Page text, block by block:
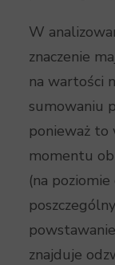
W
znaczenie
na wartości
sumowaniu
ponieważ to
momentu
(na poziomie
znajduje